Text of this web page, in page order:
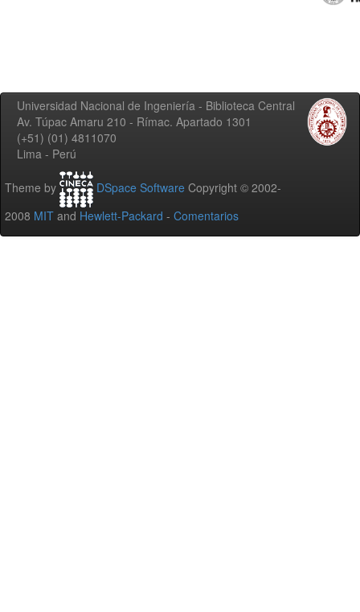
Universidad Nacional de Ingeniería - Biblioteca Central
Av. Túpac Amaru 210 - Rímac. Apartado 1301
(+51) (01) 4811070
Lima - Perú
Theme by DSpace Software Copyright © 2002-
2008 MIT and Hewlett-Packard - Comentarios